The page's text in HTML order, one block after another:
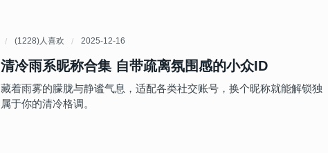
(1228)人喜欢 2025-12-16
清冷雨系昵称合集 自带疏离氛围感的小众ID
藏着雨雾的朦胧与静谧气息，适配各类社交账号，换个昵称就能解锁独
属于你的清冷格调。